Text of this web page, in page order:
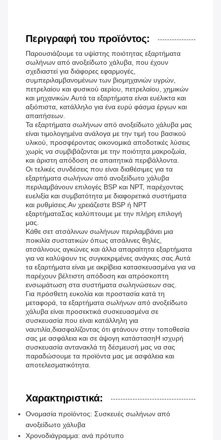
Περιγραφή του προϊόντος:
Παρουσιάζουμε τα υψίστης ποιότητας εξαρτήματα
σωλήνων από ανοξείδωτο χάλυβα, που έχουν
σχεδιαστεί για διάφορες εφαρμογές,
συμπεριλαμβανομένων των βιομηχανιών υγρών,
πετρελαίου και φυσικού αερίου, πετρελαίου, χημικών
και μηχανικών.Αυτά τα εξαρτήματα είναι ευέλικτα και
αξιόπιστα, κατάλληλο για ένα ευρύ φάσμα έργων και
απαιτήσεων.
Τα εξαρτήματα σωλήνων από ανοξείδωτο χάλυβα μας
είναι τιμολογημένα ανάλογα με την τιμή του βασικού
υλικού, προσφέροντας οικονομικά αποδοτικές λύσεις
χωρίς να συμβιβάζονται με την ποιότητα.μακροζωία,
και άριστη απόδοση σε απαιτητικά περιβάλλοντα.
Οι τελικές συνδέσεις που είναι διαθέσιμες για τα
εξαρτήματα σωλήνων από ανοξείδωτο χάλυβα
περιλαμβάνουν επιλογές BSP και NPT, παρέχοντας
ευελιξία και συμβατότητα με διαφορετικά συστήματα
και ρυθμίσεις.Αν χρειάζεστε BSP ή NPT
εξαρτήματαΣας καλύπτουμε με την πλήρη επιλογή
μας.
Κάθε σετ ατσάλινων σωλήνων περιλαμβάνει μια
ποικιλία συστατικών όπως ατσάλινες θηλές,
ατσάλινους αγκώνες και άλλα απαραίτητα εξαρτήματα
για να καλύψουν τις συγκεκριμένες ανάγκες σας.Αυτά
τα εξαρτήματα είναι με ακρίβεια κατασκευασμένα για να
παρέχουν βέλτιστη απόδοση και απρόσκοπτη
ενσωμάτωση στα συστήματα σωληνώσεων σας.
Για πρόσθετη ευκολία και προστασία κατά τη
μεταφορά, τα εξαρτήματα σωλήνων από ανοξείδωτο
χάλυβα είναι προσεκτικά συσκευασμένα σε
συσκευασία που είναι κατάλληλη για
ναυτιλία,διασφαλίζοντας ότι φτάνουν στην τοποθεσία
σας με ασφάλεια και σε άψογη κατάστασηΗ ισχυρή
συσκευασία αντανακλά τη δέσμευσή μας να σας
παραδώσουμε τα προϊόντα μας με ασφάλεια και
αποτελεσματικότητα.
Χαρακτηριστικά:
Ονομασία προϊόντος: Συσκευές σωλήνων από
ανοξείδωτο χάλυβα
Χρονοδιάγραμμα: ανά πρότυπο